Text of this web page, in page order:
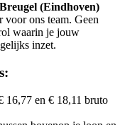
(Eindhoven)
voor ons team. Geen
waarin je jouw
inzet.
16,77 en € 18,11 bruto